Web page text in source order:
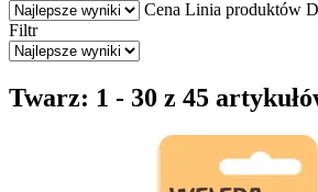
Cena Linia produktów
Filtr
Twarz: 1 - 30 z 45